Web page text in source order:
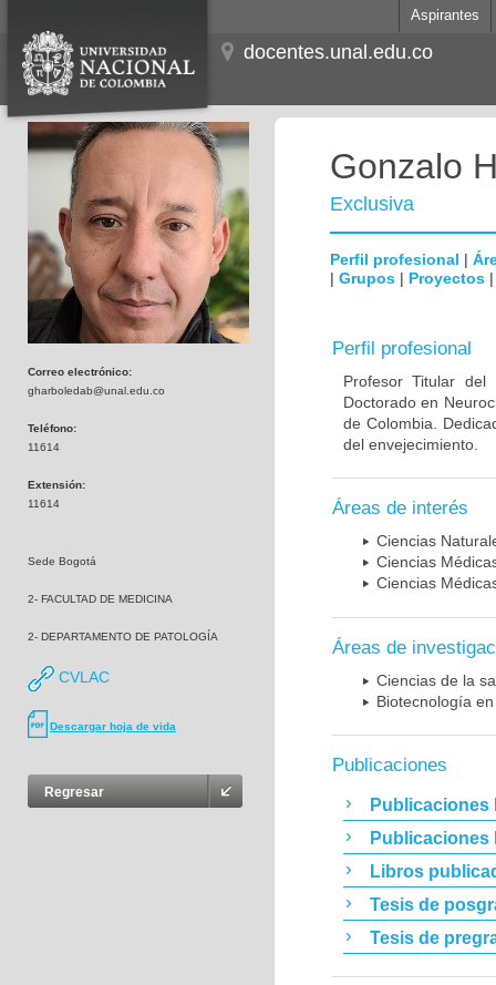
Aspirantes
docentes.unal.edu.co
Correo electrónico:
gharboledab@unal.edu.co
Teléfono:
11614
Extensión:
11614
Sede Bogotá
2- FACULTAD DE MEDICINA
2- DEPARTAMENTO DE PATOLOGÍA
CVLAC
Descargar hoja de vida
Regresar
Gonzalo
Exclusiva
Perfil profesional |
| Grupos | Proyectos
Perfil profesional
Profesor Titular
Doctorado en
de Colombia.
del envejecimiento.
Áreas de interés
Ciencias
Ciencias
Ciencias
Áreas de
Ciencias de la
Biotecnología
Publicaciones
Publicaciones
Publicaciones
Libros
Tesis de
Tesis de